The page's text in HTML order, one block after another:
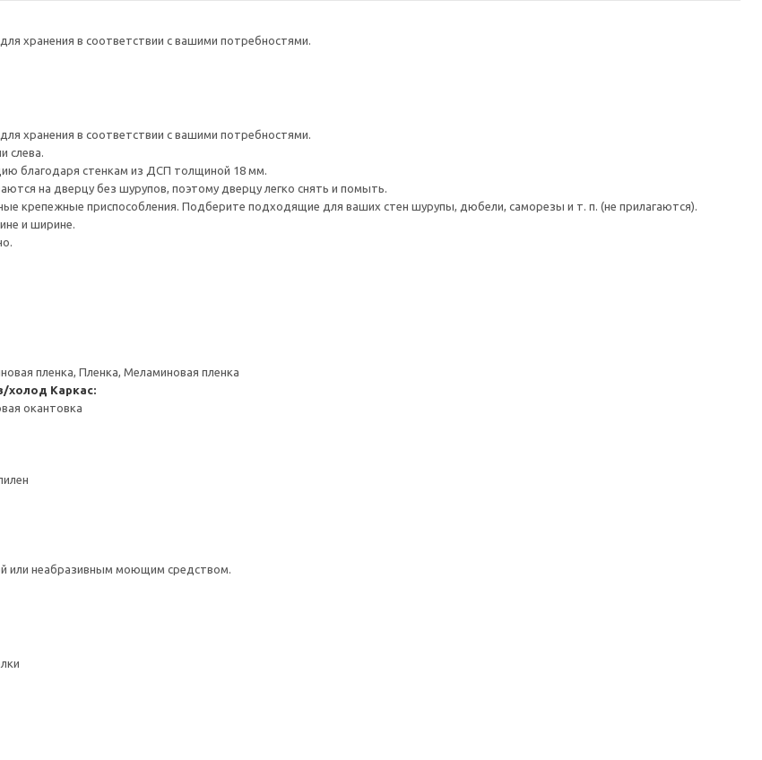
хранения в соответствии с вашими потребностями.
хранения в соответствии с вашими потребностями.
слева.
благодаря стенкам из ДСП толщиной 18 мм.
на дверцу без шурупов, поэтому дверцу легко снять и помыть.
крепежные приспособления. Подберите подходящие для ваших стен шурупы, дюбели, саморезы и т. п. (не прилагаются).
и ширине.
пленка, Пленка, Меламиновая пленка
холод Каркас:
окантовка
или неабразивным моющим средством.